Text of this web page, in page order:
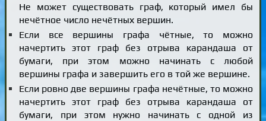
Не может существовать граф, который имел бы
нечётное число нечётных вершин.
Если все вершины графа чётные, то можно
начертить этот граф без отрыва карандаша от
бумаги, при этом можно начинать с любой
вершины графа и завершить его в той же вершине.
Если ровно две вершины графа нечётные, то можно
начертить этот граф без отрыва карандаша от
бумаги, при этом нужно начинать с одной из